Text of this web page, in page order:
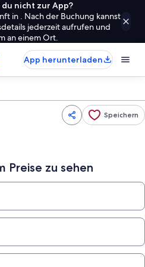
nicht zur App?
in . Nach der Buchung kannst
jederzeit aufrufen und
an einem Ort.
App herunterladen
Speichern
Preise zu sehen